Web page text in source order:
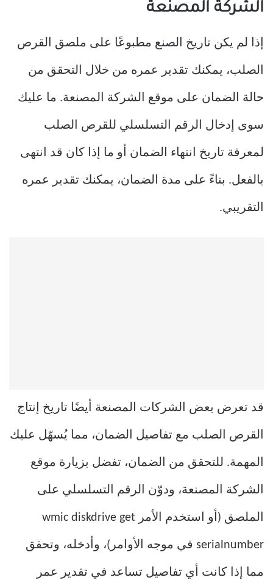
الشركة المصنعة
إذا لم يكن تاريخ الصنع مطبوعًا على ملصق القرص
الصلب، يمكنك تقدير عمره من خلال التحقق من
حالة الضمان على موقع الشركة المصنعة. ما عليك
سوى إدخال الرقم التسلسلي للقرص الصلب
لمعرفة تاريخ انتهاء الضمان أو ما إذا كان قد انتهى
بالفعل. بناءً على مدة الضمان، يمكنك تقدير عمره
التقريبي.
قد تعرض بعض الشركات المصنعة أيضًا تاريخ إنتاج
القرص الصلب مع تفاصيل الضمان، مما يُسهّل عليك
المهمة. للتحقق من الضمان، تفضل بزيارة موقع
الشركة المصنعة، ودوّن الرقم التسلسلي على
الملصق (أو استخدم الأمر wmic diskdrive get
serialnumber في موجه الأوامر)، وأدخله، وتحقق
مما إذا كانت أي تفاصيل تساعد في تقدير عمر